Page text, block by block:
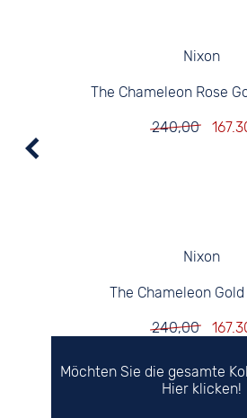
Nixon
The Chameleon Rose
240,00
Nixon
The Chameleon
240,00
Möchten Sie die gesamte
Hier klicken!